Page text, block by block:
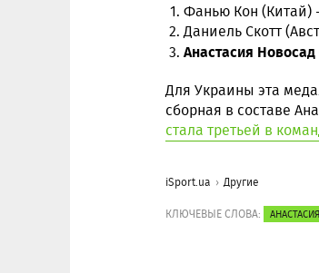
Фанью Кон (Китай)
Даниель Скотт
Анастасия
Для Украины эта
сборная в составе
стала третьей в
iSport.ua Другие
КЛЮЧЕВЫЕ СЛОВА: